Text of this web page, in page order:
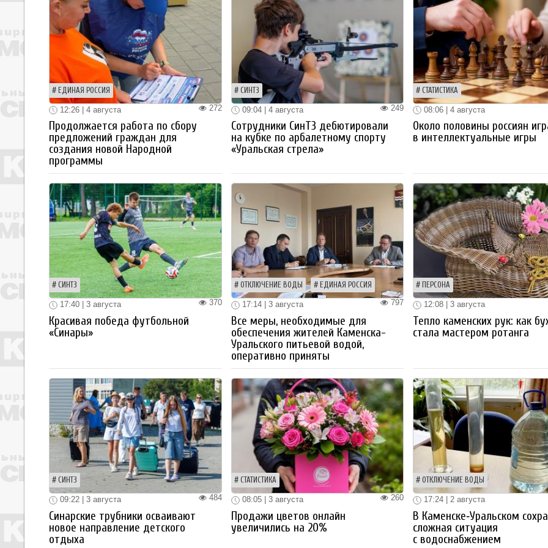
ЕДИНАЯ РОССИЯ
272
12:26 | 4 августа
Продолжается работа по сбору
предложений граждан для
создания новой Народной
программы
СИНТЗ
249
09:04 | 4 августа
Сотрудники СинТЗ дебютировали
на кубке по арбалетному спорту
«Уральская стрела»
СТАТИСТИКА
08:06 | 4 августа
Около половины россиян
в интеллектуальные игры
СИНТЗ
370
17:40 | 3 августа
Красивая победа футбольной
«Синары»
ОТКЛЮЧЕНИЕ ВОДЫ ЕДИНАЯ РОССИЯ
797
17:14 | 3 августа
Все меры, необходимые для
обеспечения жителей Каменска-
Уральского питьевой водой,
оперативно приняты
ПЕРСОНА
12:08 | 3 августа
Тепло каменских рук: как
стала мастером ротанга
СИНТЗ
484
09:22 | 3 августа
Синарские трубники осваивают
новое направление детского
отдыха
СТАТИСТИКА
260
08:05 | 3 августа
Продажи цветов онлайн
увеличились на 20%
ОТКЛЮЧЕНИЕ ВОДЫ
17:24 | 2 августа
В Каменске‑Уральском
сложная ситуация
с водоснабжением